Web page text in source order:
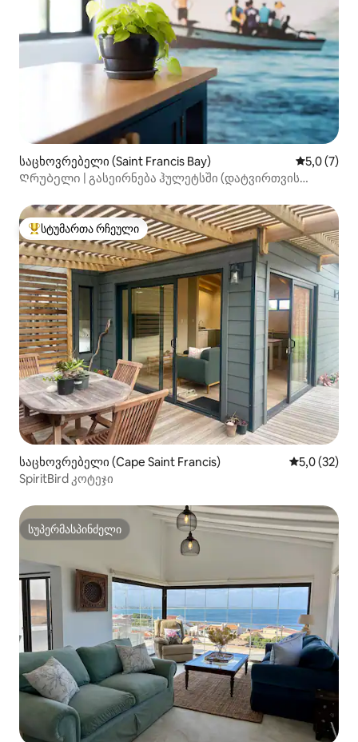
საცხოვრებელი (Saint Francis Bay) საშუალო
5,0 (7)
Ღრუბელი | გასეირნება ჰულეტსში (დატვირთვის
სტუმართა რჩეული მოწინავე ვარიანტი
სტუმართა რჩეული
საცხოვრებელი (Cape Saint Francis) საშუალო
5,0 (32)
SpiritBird კოტეჯი
სუპერმასპინძელი
სუპერმასპინძელი